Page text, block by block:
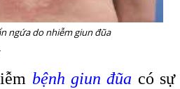
ngứa do nhiễm giun đũa
bệnh giun đũa có sự